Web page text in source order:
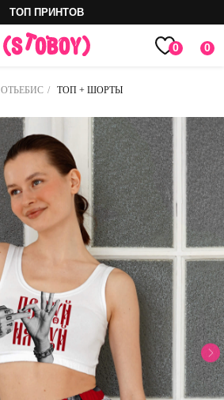
0
0
ТОП ПРИНТОВ
ОТЬЕБИС / ТОП + ШОРТЫ